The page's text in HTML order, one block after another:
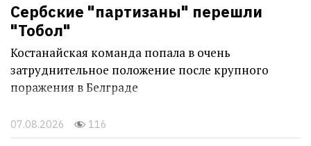
Сербские "партизаны" перешли
"Тобол"
Костанайская команда попала в очень
затруднительное положение после крупного
поражения в Белграде
07.08.2026 116